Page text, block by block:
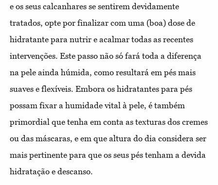
e os seus calcanhares se sentirem devidamente
tratados, opte por finalizar com uma (boa) dose de
hidratante para nutrir e acalmar todas as recentes
intervenções. Este passo não só fará toda a diferença
na pele ainda húmida, como resultará em pés mais
suaves e flexíveis. Embora os hidratantes para pés
possam fixar a humidade vital à pele, é também
primordial que tenha em conta as texturas dos cremes
ou das máscaras, e em que altura do dia considera ser
mais pertinente para que os seus pés tenham a devida
hidratação e descanso.